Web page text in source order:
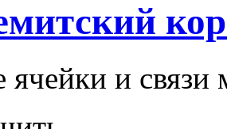
ячейки и